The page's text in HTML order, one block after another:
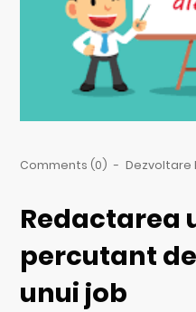
Comments (0) - Dezvoltare
Redactarea
percutant
unui job